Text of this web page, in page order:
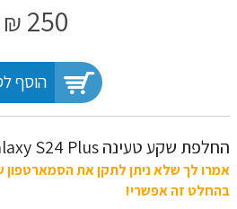
250
₪
הוסף
‏החלפת שקע טעינה Samsung Galaxy S24 Plus סמסונג
אמרו לך שלא ניתן לתקן את הסמארטפון
בהחלט זה אפשרי!